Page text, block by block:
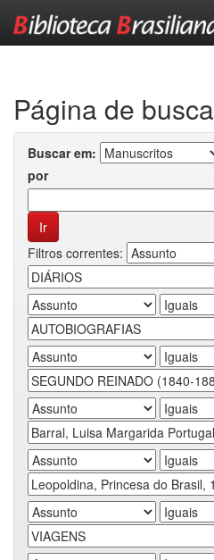
Página de busca
Buscar em:
por
Filtros correntes: